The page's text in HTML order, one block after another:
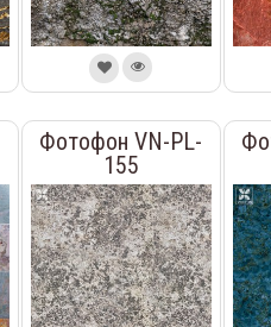
Фотофон VN-PL-
155